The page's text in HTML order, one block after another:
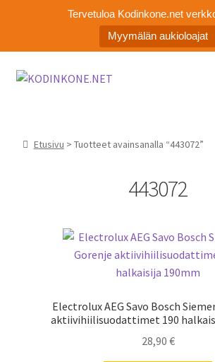
Tervetuloa Kodinkone.net
Myymälän aukioloajat
Siirry
Siirry
Asiakaspalvelu
Etusivu > Tuotteet avainsanalla “443072”
443072
Electrolux AEG Savo Bosch
aktiivihiilisuodattimet 190
28,90 €